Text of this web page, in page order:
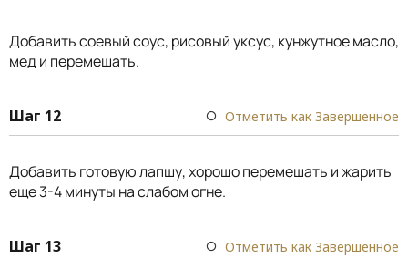
Добавить соевый соус, рисовый уксус, кунжутное масло,
мед и перемешать.
Шаг 12 Отметить как Завершенное
Добавить готовую лапшу, хорошо перемешать и жарить
еще 3-4 минуты на слабом огне.
Шаг 13 Отметить как Завершенное